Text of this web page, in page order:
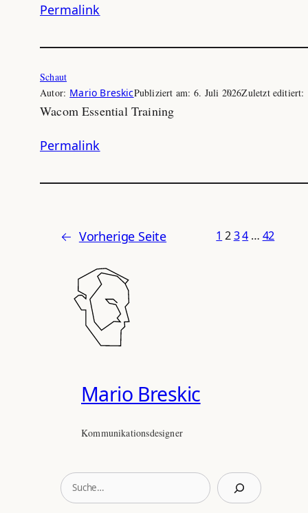
Mario Breskic
Kommunikationsdesigner
S
u
Permalink
Schaut
Autor: Mario BreskicPubliziert am:6. Juli 2026Zuletzt editiert:
Wacom Essential Training
Permalink
← Vorherige Seite 1 234 … 42